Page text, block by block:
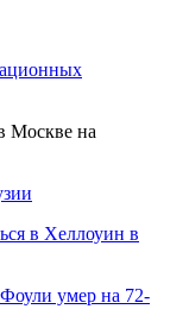
Москве на
в Хеллоуин в
умер на 72-